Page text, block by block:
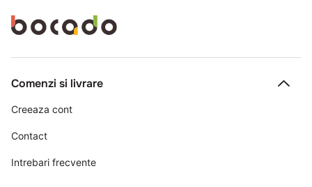
Comenzi si livrare
Creeaza cont
Contact
Intrebari frecvente